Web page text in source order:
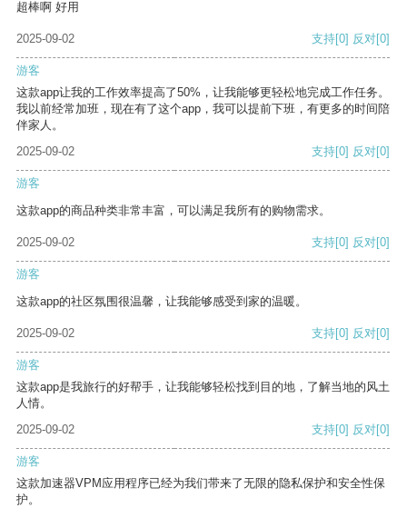
超棒啊 好用
2025-09-02 支持[0] 反对[0]
游客
这款app让我的工作效率提高了50%，让我能够更轻松地完成工作任务。
我以前经常加班，现在有了这个app，我可以提前下班，有更多的时间陪
伴家人。
2025-09-02
支持[0] 反对[0]
游客
这款app的商品种类非常丰富，可以满足我所有的购物需求。
2025-09-02 支持[0] 反对[0]
游客
这款app的社区氛围很温馨，让我能够感受到家的温暖。
2025-09-02 支持[0] 反对[0]
游客
这款app是我旅行的好帮手，让我能够轻松找到目的地，了解当地的风土
人情。
2025-09-02
支持[0] 反对[0]
游客
这款加速器VPM应用程序已经为我们带来了无限的隐私保护和安全性保
护。